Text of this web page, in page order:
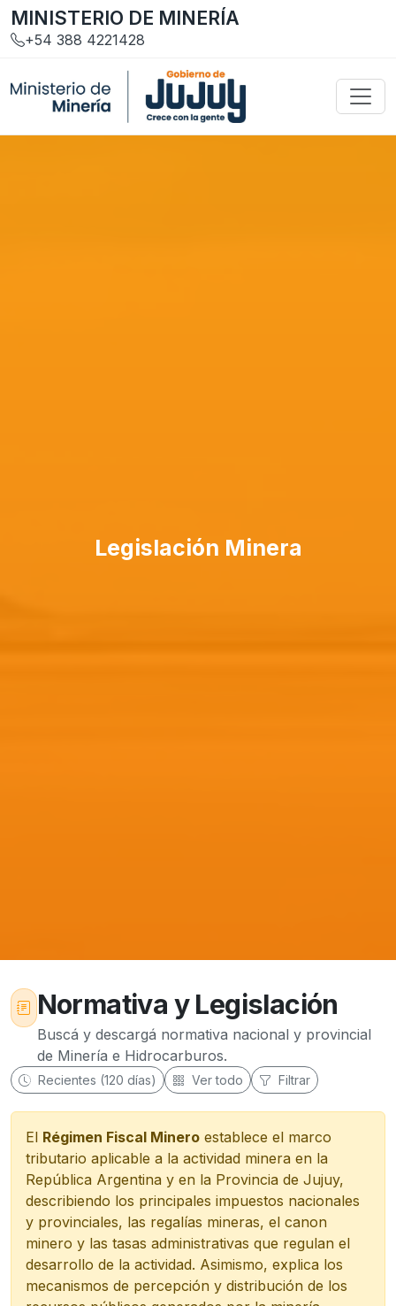
MINISTERIO DE MINERÍA
+54 388 4221428
Legislación Minera
Normativa y Legislación
Buscá y descargá normativa nacional y provincial
de Minería e Hidrocarburos.
Recientes (120 días) Ver todo Filtrar
El Régimen Fiscal Minero establece el marco
tributario aplicable a la actividad minera en la
República Argentina y en la Provincia de Jujuy,
describiendo los principales impuestos nacionales
y provinciales, las regalías mineras, el canon
minero y las tasas administrativas que regulan el
desarrollo de la actividad. Asimismo, explica los
mecanismos de percepción y distribución de los